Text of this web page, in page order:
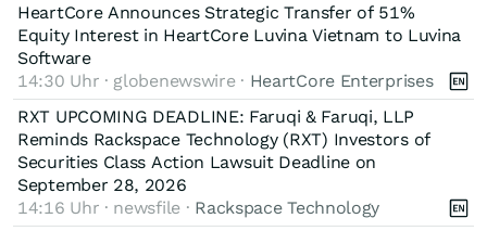
HeartCore Announces Strategic Transfer of 51%
Equity Interest in HeartCore Luvina Vietnam to Luvina
Software
14:30 Uhr · globenewswire · HeartCore Enterprises
RXT UPCOMING DEADLINE: Faruqi & Faruqi, LLP
Reminds Rackspace Technology (RXT) Investors of
Securities Class Action Lawsuit Deadline on
September 28, 2026
14:16 Uhr · newsfile · Rackspace Technology